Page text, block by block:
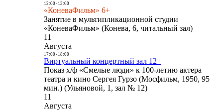
12:00- 13:00
«КоневаФильм» 6+
Занятие в мультипликационной студии
«КоневаФильм» (Конева, 6, читальный зал)
11
Августа
17:00- 18:00
Виртуальный концертный зал 12+
Показ х/ф «Смелые люди» к 100-летию актера
театра и кино Сергея Гурзо (Мосфильм, 1950, 95
мин.) (Ульяновой, 1, зал № 12)
11
Августа